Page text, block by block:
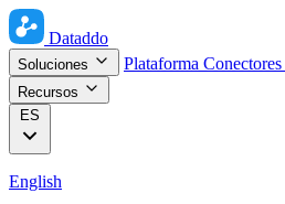
Dataddo
Soluciones Plataforma Conectores
Recursos
ES
English